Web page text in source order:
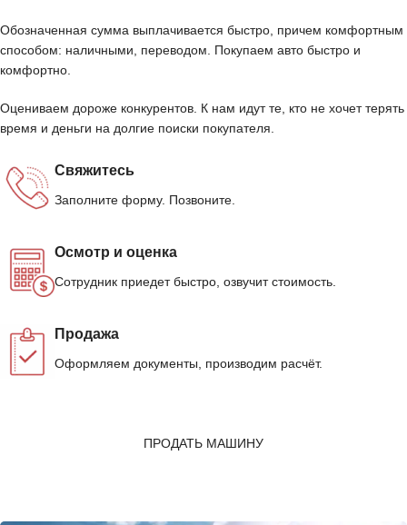
Обозначенная сумма выплачивается быстро, причем комфортным
способом: наличными, переводом. Покупаем авто быстро и
комфортно.
Оцениваем дороже конкурентов. К нам идут те, кто не хочет терять
время и деньги на долгие поиски покупателя.
Свяжитесь
Заполните форму. Позвоните.
Осмотр и оценка
Сотрудник приедет быстро, озвучит стоимость.
Продажа
Оформляем документы, производим расчёт.
ПРОДАТЬ МАШИНУ